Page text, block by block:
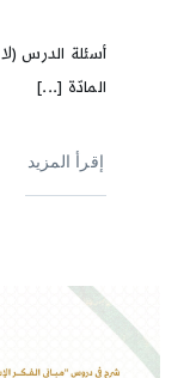
أسئلة الدرس
المادّة [...]
إقرأ المزيد